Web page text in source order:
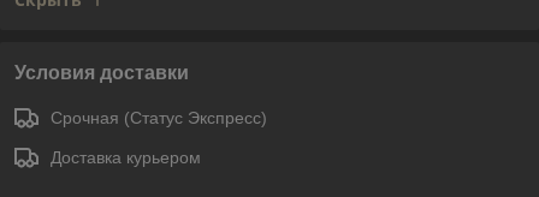
Условия доставки
Срочная (Статус Экспресс)
Доставка курьером